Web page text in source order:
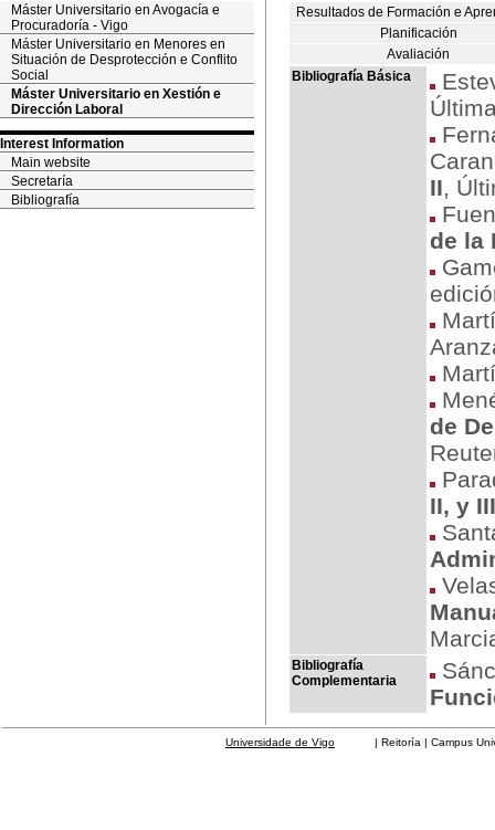
Máster Universitario en Avogacía e
Procuradoría - Vigo
Máster Universitario en Menores en
Situación de Desprotección e Conflito
Social
Máster Universitario en Xestión e
Dirección Laboral
Interest Information
Main website
Secretaría
Bibliografía
Resultados de Formación e
Planificación
Avaliación
Bibliografía Básica
II,
de la
de
II, y III
Bibliografía
Complementaria
Universidade de Vigo | Reitoría | Campus